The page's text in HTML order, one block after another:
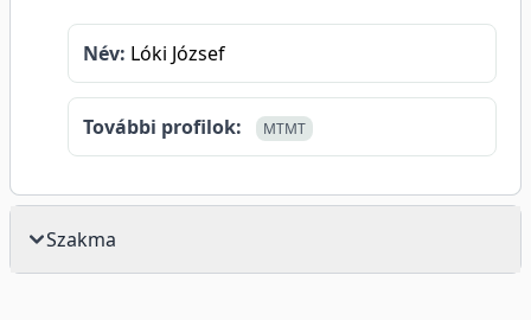
Név: Lóki József
További profilok: MTMT
Szakma